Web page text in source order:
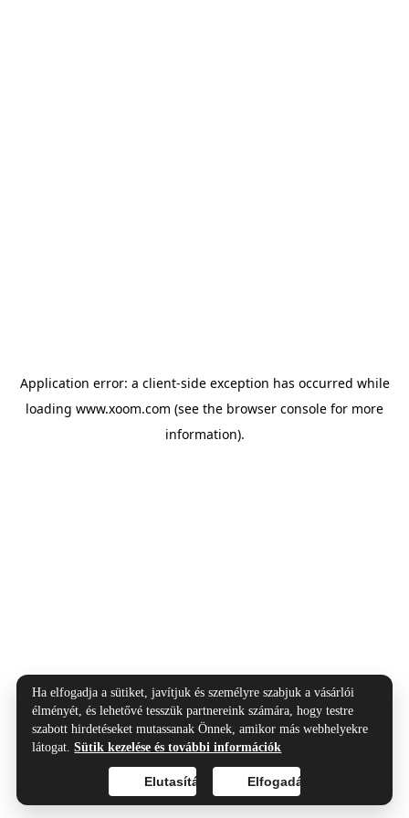
Application error: a client-side exception has occurred while
loading www.xoom.com (see the browser console for more
information).
Ha elfogadja a sütiket, javítjuk és személyre szabjuk a vásárlói
élményét, és lehetővé tesszük partnereink számára, hogy testre
szabott hirdetéseket mutassanak Önnek, amikor más webhelyekre
látogat.Sütik kezelése és további információk
Elfogadás
Elutasítás